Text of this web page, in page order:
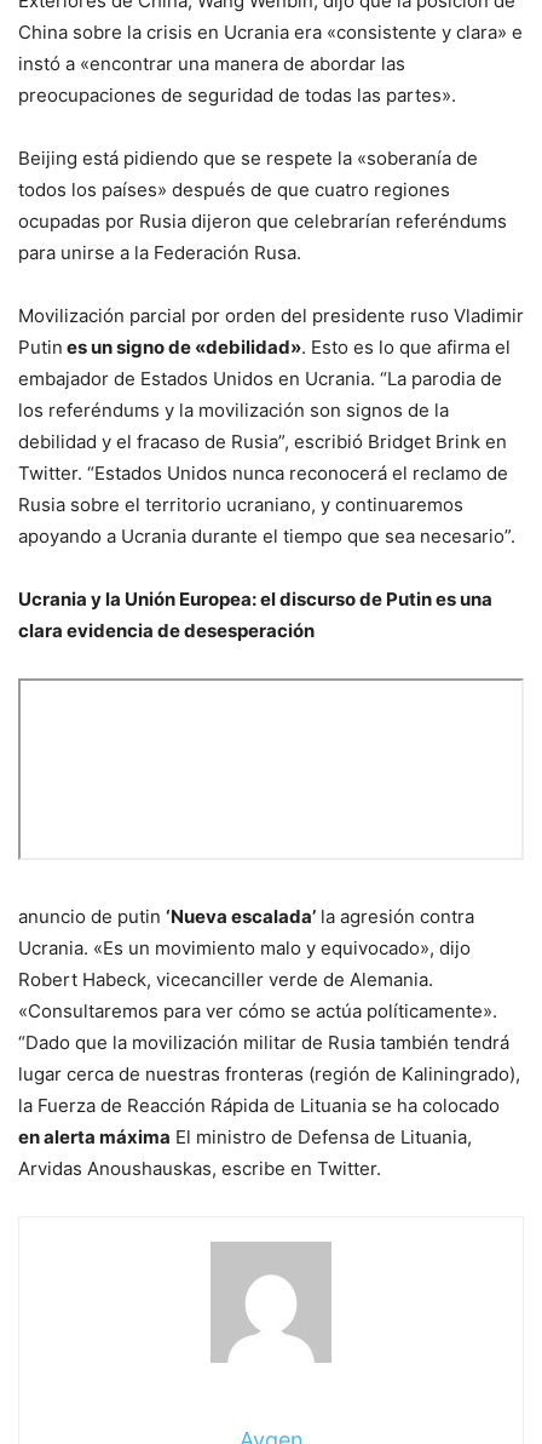
China sobre la crisis en Ucrania era «consistente y clara» e
instó a «encontrar una manera de abordar las
preocupaciones de seguridad de todas las partes».
Beijing está pidiendo que se respete la «soberanía de
todos los países» después de que cuatro regiones
ocupadas por Rusia dijeron que celebrarían referéndums
para unirse a la Federación Rusa.
Movilización parcial por orden del presidente ruso Vladimir
Putin es un signo de «debilidad». Esto es lo que afirma el
embajador de Estados Unidos en Ucrania. “La parodia de
los referéndums y la movilización son signos de la
debilidad y el fracaso de Rusia”, escribió Bridget Brink en
Twitter. “Estados Unidos nunca reconocerá el reclamo de
Rusia sobre el territorio ucraniano, y continuaremos
apoyando a Ucrania durante el tiempo que sea necesario”.
Ucrania y la Unión Europea: el discurso de Putin es una
clara evidencia de desesperación
anuncio de putin ‘Nueva escalada’ la agresión contra
Ucrania. «Es un movimiento malo y equivocado», dijo
Robert Habeck, vicecanciller verde de Alemania.
«Consultaremos para ver cómo se actúa políticamente».
“Dado que la movilización militar de Rusia también tendrá
lugar cerca de nuestras fronteras (región de Kaliningrado),
la Fuerza de Reacción Rápida de Lituania se ha colocado
en alerta máxima El ministro de Defensa de Lituania,
Arvidas Anoushauskas, escribe en Twitter.